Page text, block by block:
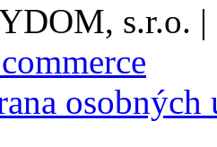
s.r.o.
osobných